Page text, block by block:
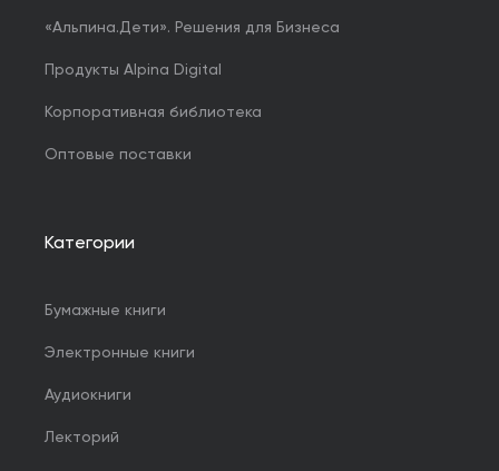
«Альпина.Дети». Решения для Бизнеса
Продукты Alpina Digital
Корпоративная библиотека
Оптовые поставки
Категории
Бумажные книги
Электронные книги
Аудиокниги
Лекторий